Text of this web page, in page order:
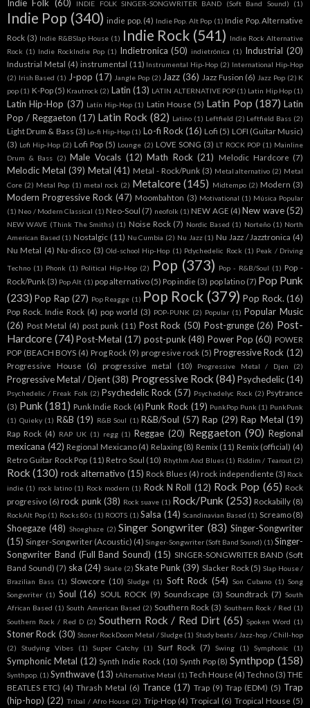
Indie Folk (60) INDIE FOLK SINGER-SONGWRITER BAND (Soft Band Sound) (1)
Indie Pop (340) indie pop. (4) Indie Pop. Alt Pop (1) Indie Pop. Alternative
Rock (3) Indie R&BSlap House (1) Indie Rock (541) Indie Rock Alternative
Rock (1) Indie RockIndie Pop (1) Indietronica (50) indietrónica (1) Industrial (20)
Industrial Metal (4) instrumental (11) Instrumental Hip-Hop (2) International Hip-Hop
(2) Irish Based (1) J-pop (17) Jangle Pop (2) Jazz (36) Jazz Fusion (6) Jazz Pop (2) K
pop (1) K-Pop (5) Krautrock (2) Latin (13) LATIN ALTERNATIVE POP (1) Latin Hip Hop (1)
Latin Hip-Hop (37) Latín Hip-Hop (1) Latin House (5) Latin Pop (187) Latin
Pop / Reggaeton (17) Latin Rock (82) Latino (1) Leftfield (2) Leftfield Bass (2)
Light Drum & Bass (3) Lo-fi Hip-Hop (1) Lo-fi Rock (16) Lofi (5) LOFI (Guitar Music)
(3) Lofi Hip-Hop (2) Lofi Pop (5) Lounge (2) LOVE SONG (3) LT ROCK POP (1) Mainline
Drum & Bass (2) Male Vocals (12) Math Rock (21) Melodic Hardcore (7)
Melodic Metal (39) Metal (41) Metal - Rock/Punk (3) Metal alternativo (2) Metal
Core (2) Metal Pop (1) metal rock (2) Metalcore (145) Midtempo (2) Modern (3)
Modern Progressive Rock (47) Moombahton (3) Motivational (1) Música Popular
(1) Neo / Modern Classical (1) Neo-Soul (7) neofolk (1) NEW AGE (4) New wave (52)
NEW WAVE (Think The Smiths) (1) Noise Rock (7) Nordic Based (1) Norteño (1) North
American Based (1) Nostalgic (11) Nu Cumbia (2) Nu Jazz (1) Nu Jazz / Jazztronica (4)
Nu Metal (4) Nu-disco (3) Old-school Hip-Hop (1) Pdychedelic Rock (1) Peak / Driving
Techno (1) Phonk (1) Political Hip-Hop (2) Pop (373) Pop - R&B/Soul (1) Pop -
Rock/Punk (3) Pop Alt (1) pop alternativo (5) Pop indie (3) pop latino (7) Pop Punk
(233) Pop Rap (27) Pop Reagge (1) Pop Rock (379) Pop Rock. (16)
Pop Rock. Indie Rock (4) pop world (3) POP-PUNK (2) Popular (1) Popular Music
(26) Post Metal (4) post punk (11) Post Rock (50) Post-grunge (26) Post-
Hardcore (74) Post-Metal (17) post-punk (48) Power Pop (60) POWER
POP (BEACH BOYS (4) Prog Rock (9) progresive rock (5) Progressive Rock (12)
Progressive House (6) progressive metal (10) Progressive Metal / Djen (2)
Progressive Metal / Djent (38) Progressive Rock (84) Psychedelic(14)
Psychedelic / Freak Folk (2) Psychedelic Rock (57) Psychedelyc Rock (2) Psytrance
(3) Punk (181) Punk Indie Rock (4) Punk Rock (19) PunkPop Punk (1) PunkPunk
(1) Quieky (1) R&B (19) R&B Soul (1) R&B/Soul (57) Rap (29) Rap Metal (19)
Rap Rock (4) RAP UK (1) regg (1) Reggae (20) Reggaeton (90) Regional
mexicana (42) Regional Mexicano (4) Relaxing (8) Remix (11) Remix (official) (4)
Retro Guitar Rock Pop (11) Retro Soul (10) Rhythm And Blues (1) Riddim / Tearout (2)
Rock (130) rock alternativo (15) Rock Blues (4) rock independiente (3) Rock
indie (1) rock latino (1) Rock modern (1) Rock N Roll (12) Rock Pop (65) Rock
progresivo (6) rock punk (38) Rock suave (1) Rock/Punk (253) Rockabilly (8)
RockAlt Pop (1) Rocks 80s (1) ROOTS (1) Salsa (14) Scandinavian Based (1) Screamo (8)
Shoegaze (48) Shoeghaze (2) Singer Songwriter (83) Singer-Songwriter
(15) Singer-Songwriter (Acoustic) (4) Singer-Songwriter (Soft Band Sound) (1) Singer-
Songwriter Band (Full Band Sound) (15) SINGER-SONGWRITER BAND (Soft
Band Sound) (7) ska (24) Skate (2) Skate Punk (39) Slacker Rock (5) Slap House /
Brazilian Bass (1) Slowcore (10) Sludge (1) Soft Rock (54) Son Cubano (1) Song
Songwriter (1) Soul (16) SOUL ROCK (9) Soundscape (3) Soundtrack (7) South
African Based (1) South American Based (2) Southern Rock (3) Southern Rock / Red (1)
Southern Rock / Red D (2) Southern Rock / Red Dirt (65) Spoken Word (1)
Stoner Rock (30) Stoner RockDoom Metal / Sludge (1) Study beats / Jazz-hop / Chill-hop
(2)
Studying Vibes (1) Super Catchy (1) Surf Rock (7) Swing (1) Symphonic (1)
Symphonic Metal (12) Synth Indie Rock (10) Synth Pop (8) Synthpop (158)
Synthpop. (1) Synthwave (13) tAlternative Metal (1) Tech House (4) Techno (3) THE
BEATLES ETC) (4) Thrash Metal (6) Trance (17) Trap (9) Trap (EDM) (5) Trap
(hip-hop) (22) Tribal / Afro House (2) Trip-Hop (4) Tropical (6) Tropical House (5)